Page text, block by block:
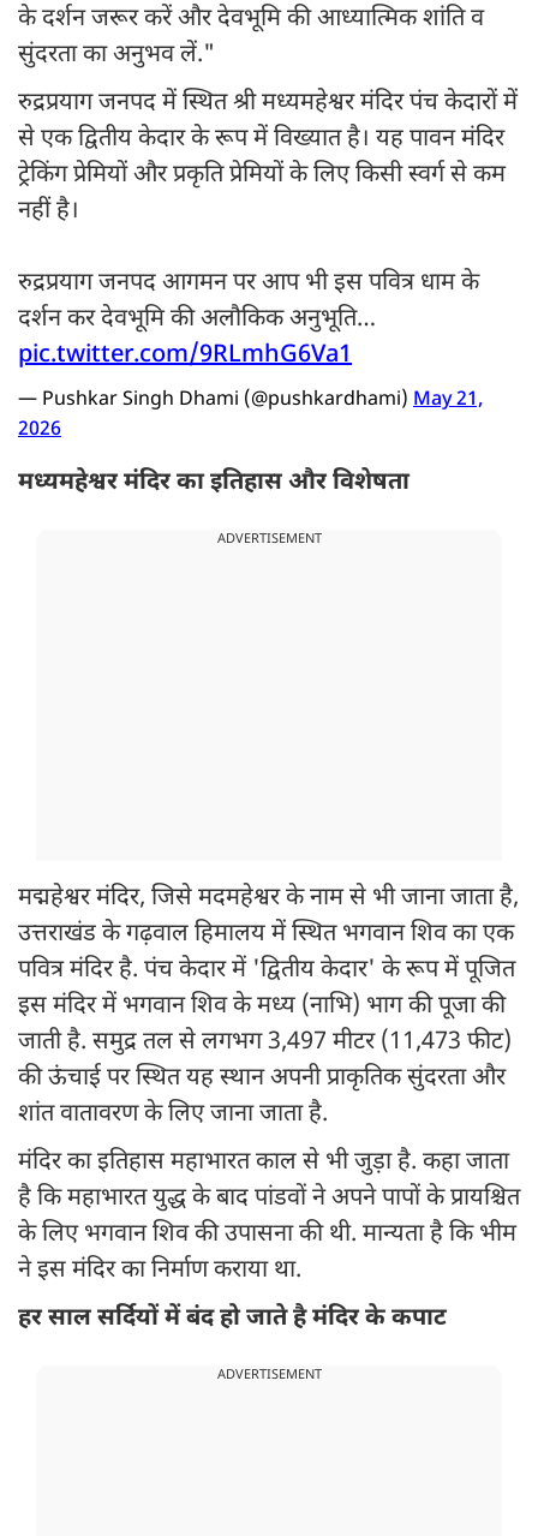
के दर्शन जरूर करें और देवभूमि की आध्यात्मिक शांति व
सुंदरता का अनुभव लें."
रुद्रप्रयाग जनपद में स्थित श्री मध्यमहेश्वर मंदिर पंच केदारों में
से एक द्वितीय केदार के रूप में विख्यात है। यह पावन मंदिर
ट्रेकिंग प्रेमियों और प्रकृति प्रेमियों के लिए किसी स्वर्ग से कम
नहीं है।
रुद्रप्रयाग जनपद आगमन पर आप भी इस पवित्र धाम के
दर्शन कर देवभूमि की अलौकिक अनुभूति…
pic.twitter.com/9RLmhG6Va1
— Pushkar Singh Dhami (@pushkardhami) May 21,
2026
मध्यमहेश्वर मंदिर का इतिहास और विशेषता
ADVERTISEMENT
मद्महेश्वर मंदिर, जिसे मदमहेश्वर के नाम से भी जाना जाता है,
उत्तराखंड के गढ़वाल हिमालय में स्थित भगवान शिव का एक
पवित्र मंदिर है. पंच केदार में 'द्वितीय केदार' के रूप में पूजित
इस मंदिर में भगवान शिव के मध्य (नाभि) भाग की पूजा की
जाती है. समुद्र तल से लगभग 3,497 मीटर (11,473 फीट)
की ऊंचाई पर स्थित यह स्थान अपनी प्राकृतिक सुंदरता और
शांत वातावरण के लिए जाना जाता है.
मंदिर का इतिहास महाभारत काल से भी जुड़ा है. कहा जाता
है कि महाभारत युद्ध के बाद पांडवों ने अपने पापों के प्रायश्चित
के लिए भगवान शिव की उपासना की थी. मान्यता है कि भीम
ने इस मंदिर का निर्माण कराया था.
हर साल सर्दियों में बंद हो जाते है मंदिर के कपाट
ADVERTISEMENT